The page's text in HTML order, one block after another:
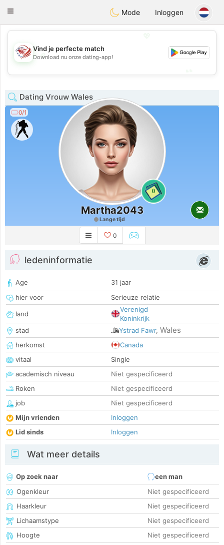
StatesDating
Toggle
Mode Inloggen
💕
Vind je perfecte match
Download nu onze dating-app!
Dating Vrouw Wales
0/1
0
Martha2043
Lange tijd
0
ledeninformatie
Age
31 jaar
hier voor
Serieuze relatie
land
Verenigd
Koninkrijk
stad
Ystrad Fawr, Wales
herkomst
Canada
vitaal
Single
academisch niveau
Niet gespecificeerd
Roken
Niet gespecificeerd
job
Niet gespecificeerd
Mijn vrienden
Inloggen
Lid sinds
Inloggen
Wat meer details
Op zoek naar
een man
Ogenkleur
Niet gespecificeerd
Haarkleur
Niet gespecificeerd
Lichaamstype
Niet gespecificeerd
Hoogte
Niet gespecificeerd